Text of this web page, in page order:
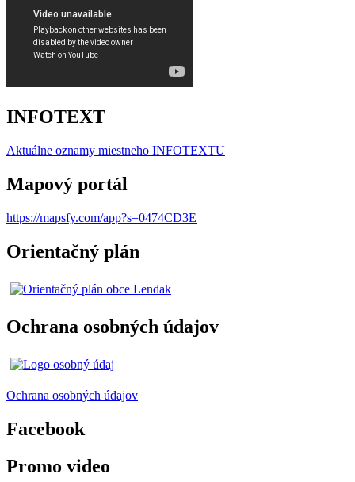
INFOTEXT
Aktuálne oznamy miestneho INFOTEXTU
Mapový portál
https://mapsfy.com/app?s=0474CD3E
Orientačný plán
Ochrana osobných údajov
Ochrana osobných údajov
Facebook
Promo video